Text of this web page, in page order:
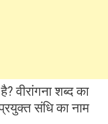
वीरांगना शब्द का
संधि का नाम